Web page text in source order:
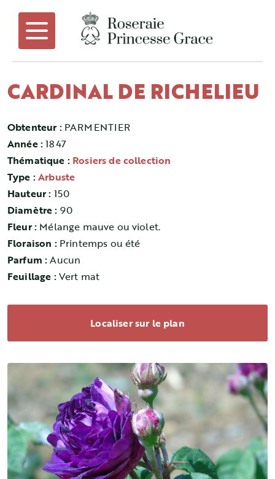
CARDINAL DE RICHELIEU
Obtenteur : PARMENTIER
Année :1847
Thématique : Rosiers de collection
Type :Arbuste
Hauteur : 150
Diamètre : 90
Fleur : Mélange mauve ou violet.
Floraison : Printemps ou été
Parfum :Aucun
Feuillage :Vert mat
Localiser sur le plan